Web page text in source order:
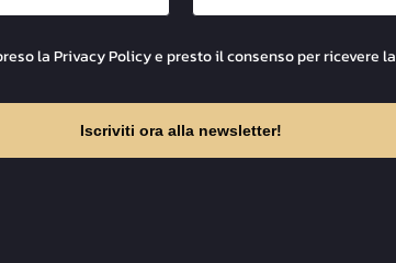
la Privacy Policy e presto il consenso per ricevere
Iscriviti ora alla newsletter!